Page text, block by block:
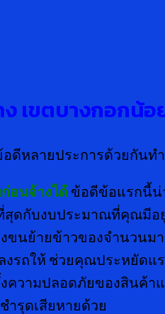
ง เขตบางกอกน้อ
ดีหลายประการด้วยกัน
อนจ้างได้ ข้อดีข้อแรกนี้น่
สุดกับงบประมาณที่คุณมีอ
ขนย้ายข้าวของจำนวนม
รถให้ ช่วยคุณประหยัดแ
ความปลอดภัยของสินค้า
ำรุดเสียหายด้วย